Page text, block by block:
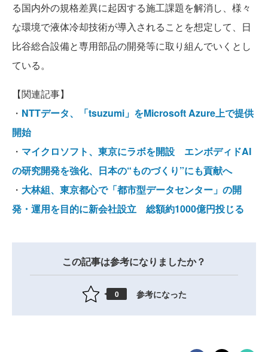
る国内外の規格差異に起因する施工課題を解消し、様々
な環境で液体冷却技術が導入されることを想定して、日
比谷総合設備と専用部品の開発等に取り組んでいくとし
ている。
【関連記事】
・ NTTデータ、「tsuzumi」をMicrosoft Azure上で提供
開始
・ マイクロソフト、東京にラボを開設 エンボディドAI
の研究開発を強化、日本の“ものづくり”にも貢献へ
・ 大林組、東京都心で「都市型データセンター」の開
発・運用を目的に新会社設立 総額約1000億円投じる
この記事は参考になりましたか？
0 参考になった